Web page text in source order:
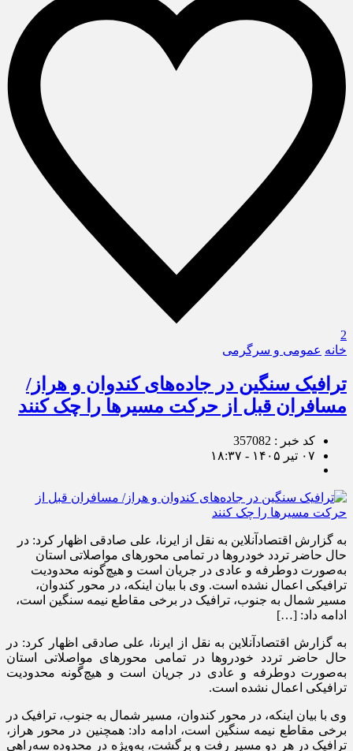
2
خانه عمومی و سرگرمی
ترافیک سنگین در جاده‌های کندوان و هراز/
مسافران قبل از حرکت مسیرها را چک کنند
کد خبر : 357082
۰۷ تیر ۱۴۰۵ - ۱۸:۳۷
به گزارش اقتصادآنلاین به نقل از ایرنا، علی صادقی اظهار کرد: در
حال حاضر تردد خودرو‌ها در تمامی محور‌های مواصلاتی استان
به‌صورت دوطرفه و عادی در جریان است و هیچ‌گونه محدودیت
ترافیکی اعمال نشده است. وی با بیان اینکه، در محور کندوان،
مسیر شمال به جنوب، ترافیک در برخی مقاطع نیمه سنگین است،
ادامه داد: […]
به گزارش اقتصادآنلاین به نقل از ایرنا، علی صادقی اظهار کرد: در
حال حاضر تردد خودرو‌ها در تمامی محور‌های مواصلاتی استان
به‌صورت دوطرفه و عادی در جریان است و هیچ‌گونه محدودیت
ترافیکی اعمال نشده است.
وی با بیان اینکه، در محور کندوان، مسیر شمال به جنوب، ترافیک در
برخی مقاطع نیمه سنگین است، ادامه داد: همچنین در محور هراز،
ترافیک در هر دو مسیر رفت و برگشت، به‌ویژه در محدوده سه‌راهی